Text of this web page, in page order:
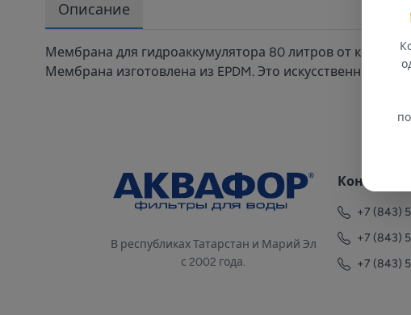
Описание
Мембрана для гидроаккумулятора 80 литров от
Мембрана изготовлена из EPDM. Это искусственный
В республиках Татарстан и Марий Эл
с 2002 года.
Контакты
+7 (843)
+7 (843)
+7 (843)